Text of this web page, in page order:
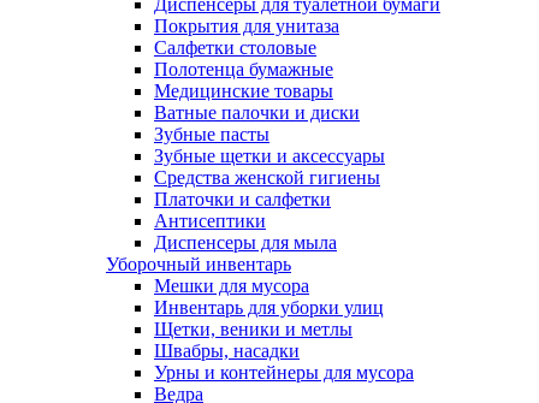
Диспенсеры для туалетной бумаги
Покрытия для унитаза
Салфетки столовые
Полотенца бумажные
Медицинские товары
Ватные палочки и диски
Зубные пасты
Зубные щетки и аксессуары
Средства женской гигиены
Платочки и салфетки
Антисептики
Диспенсеры для мыла
Уборочный инвентарь
Мешки для мусора
Инвентарь для уборки улиц
Щетки, веники и метлы
Швабры, насадки
Урны и контейнеры для мусора
Ведра